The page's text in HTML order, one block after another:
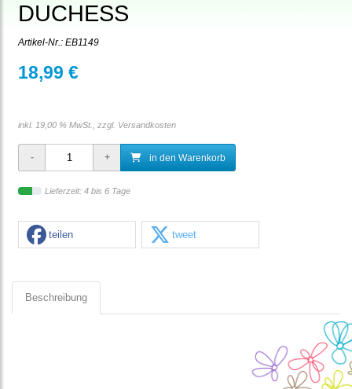
DUCHESS
Artikel-Nr.: EB1149
18,99 €
inkl. 19,00 % MwSt., zzgl. Versandkosten
in den Warenkorb
Lieferzeit: 4 bis 6 Tage
teilen tweet
Beschreibung